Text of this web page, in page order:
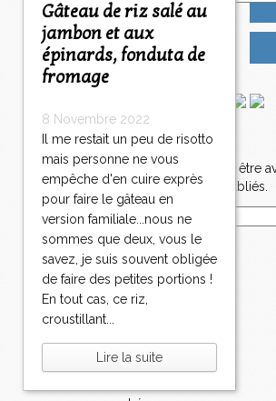
Gâteau de riz salé au
jambon et aux
épinards, fonduta de
fromage
8 Novembre 2022
Il me restait un peu de risotto
mais personne ne vous
empêche d'en cuire exprès
pour faire le gâteau en
version familiale...nous ne
sommes que deux, vous le
savez, je suis souvent obligée
de faire des petites portions !
En tout cas, ce riz,
croustillant...
Lire la suite
Newsletter
Abonnez-vous pour être
nouveaux articles publiés.
E
i
l
Catégories
Salé
Bavardages